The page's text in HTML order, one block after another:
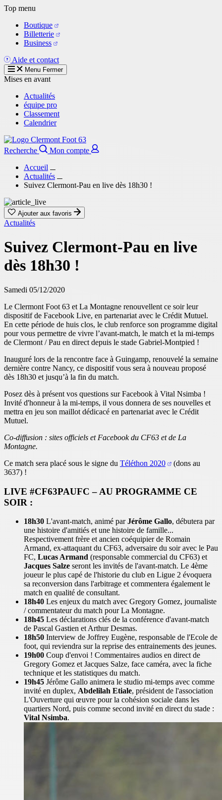
Aller
contenu
principal
Top menu
Boutique
Billetterie
Business
Aide et contact
Menu Fermer
Mises en avant
Actualités
équipe pro
Classement
Calendrier
Recherche
Mon compte
Accueil
Actualités
Suivez Clermont-Pau en live dès 18h30 !
Ajouter aux favoris
Actualités
Suivez Clermont-Pau en live
dès 18h30 !
Samedi 05/12/2020
Le Clermont Foot 63 et La Montagne renouvellent ce soir leur
dispositif de Facebook Live, en partenariat avec le Crédit Mutuel.
En cette période de huis clos, le club renforce son programme digital
pour vous permettre de vivre l’avant-match, le match et la mi-temps
de Clermont / Pau en direct depuis le stade Gabriel-Montpied !
Inauguré lors de la rencontre face à Guingamp, renouvelé la semaine
dernière contre Nancy, ce dispositif vous sera à nouveau proposé
dès 18h30 et jusqu’à la fin du match.
Posez dès à présent vos questions sur Facebook à Vital Nsimba !
Invité d'honneur à la mi-temps, il vous donnera de ses nouvelles et
mettra en jeu son maillot dédicacé en partenariat avec le Crédit
Mutuel.
Co-diffusion : sites officiels et Facebook du CF63 et de La
Montagne.
Ce match sera placé sous le signe du Téléthon 2020
(dons au
3637) !
LIVE #CF63PAUFC – AU PROGRAMME CE
SOIR :
18h30 L'avant-match, animé parJérôme Gallo, débutera par
une histoire d'amitiés et une histoire de famille...
Respectivement frère et ancien coéquipier de Romain
Armand, ex-attaquant du CF63, adversaire du soir avec le Pau
FC, Lucas Armand (responsable commercial du CF63) et
Jacques Salze seront les invités de l'avant-match. Le 4ème
joueur le plus capé de l'historie du club en Ligue 2 évoquera
sa reconversion dans l'arbitrage et commentera également le
match en qualité de consultant.
18h40 Les enjeux du match avec Gregory Gomez, journaliste
/ commentateur du match pour La Montagne.
18h45 Les déclarations clés de la conférence d'avant-match
de Pascal Gastien et Arthur Desmas.
18h50 Interview de Joffrey Eugène, responsable de l'Ecole de
foot, qui reviendra sur la reprise des entrainements des jeunes.
19h00 Coup d'envoi ! Commentaires audios en direct de
Gregory Gomez et Jacques Salze, face caméra, avec la fiche
technique et les statistiques du match.
19h45 Jérôme Gallo animera le studio mi-temps avec comme
invité en duplex, Abdelilah Etiale, président de l'association
L'Ouverture qui œuvre pour la cohésion sociale dans les
quartiers Nord, puis comme second invité en direct du stade :
Vital Nsimba.